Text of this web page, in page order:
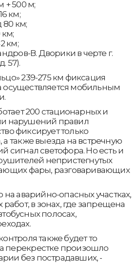
+ 500 м;
км;
80 км;
км;
В. Дворики в черте г.
57).
239-275 км фиксация
мобильным
200 стационарных и
нарушений правил
фиксирует только
также выезда на встречную
светофора. Но есть и
непристегнутых
фары, разговаривающих
аварийно-опасных участках,
в зонах, где запрещена
полосах,
также будет то
перекрестке произошло
без пострадавших, -